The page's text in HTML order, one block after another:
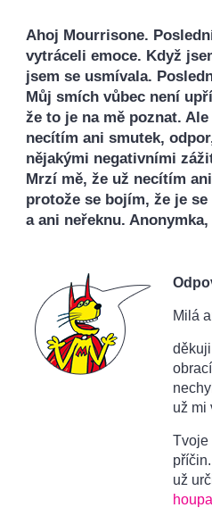
Ahoj Mourrisone.
vytráceli emoce. Když
jsem se usmívala.
Můj smích vůbec není
že to je na mě poznat.
necítím ani smutek,
nějakými negativními
Mrzí mě, že už necítím
protože se bojím, že je
a ani neřeknu. Anonymka,
Milá
už mi
Tvoje
už